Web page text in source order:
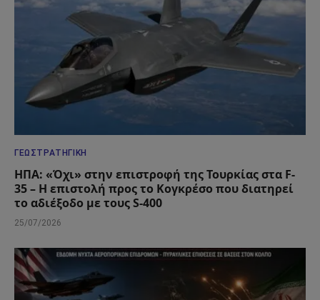
ΓΕΩΣΤΡΑΤΗΓΙΚΉ
ΗΠΑ: «Όχι» στην επιστροφή της Τουρκίας στα F-
35 – Η επιστολή προς το Κογκρέσο που διατηρεί
το αδιέξοδο με τους S-400
25/07/2026